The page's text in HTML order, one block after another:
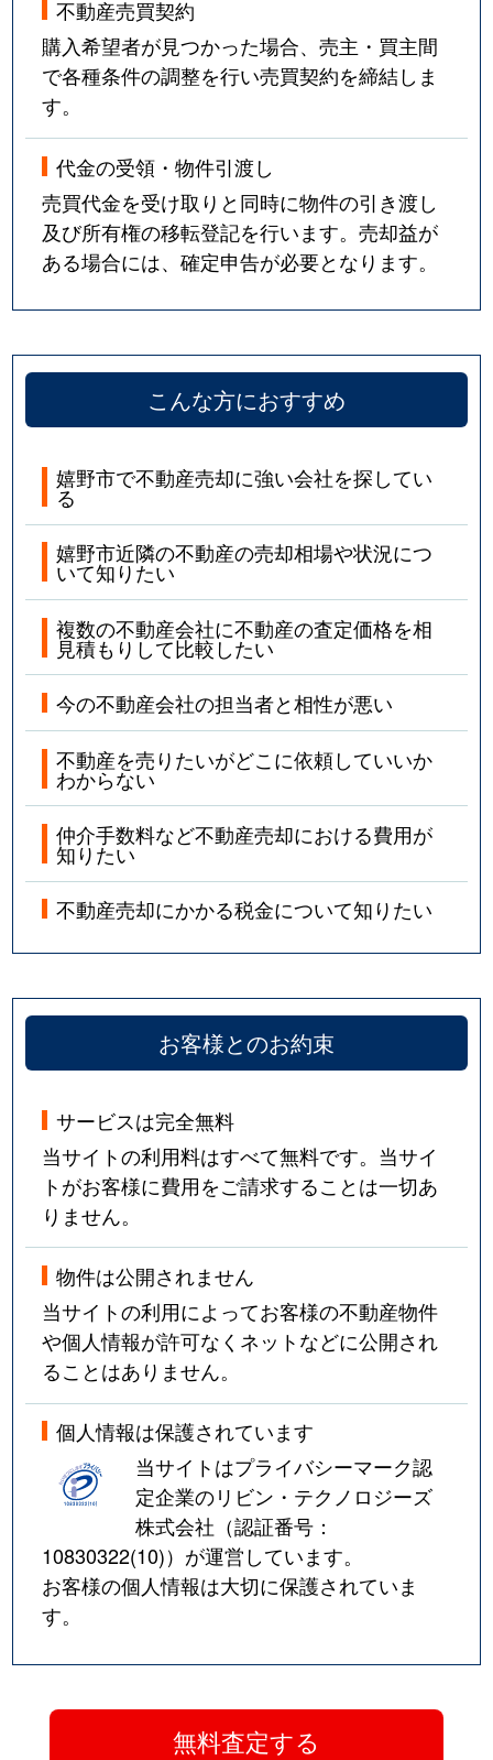
不動産売買契約
購入希望者が見つかった場合、売主・買主間
で各種条件の調整を行い売買契約を締結しま
す。
代金の受領・物件引渡し
売買代金を受け取りと同時に物件の引き渡し
及び所有権の移転登記を行います。売却益が
ある場合には、確定申告が必要となります。
こんな方におすすめ
嬉野市で不動産売却に強い会社を探してい
る
嬉野市近隣の不動産の売却相場や状況につ
いて知りたい
複数の不動産会社に不動産の査定価格を相
見積もりして比較したい
今の不動産会社の担当者と相性が悪い
不動産を売りたいがどこに依頼していいか
わからない
仲介手数料など不動産売却における費用が
知りたい
不動産売却にかかる税金について知りたい
お客様とのお約束
サービスは完全無料
当サイトの利用料はすべて無料です。当サイ
トがお客様に費用をご請求することは一切あ
りません。
物件は公開されません
当サイトの利用によってお客様の不動産物件
や個人情報が許可なくネットなどに公開され
ることはありません。
個人情報は保護されています
当サイトはプライバシーマーク認
定企業のリビン・テクノロジーズ
株式会社（認証番号：
10830322(10)）が運営しています。
お客様の個人情報は大切に保護されていま
す。